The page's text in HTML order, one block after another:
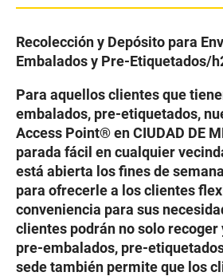
Recolección y Depósito para
Embalados y Pre-Etiquetados/
Para aquellos clientes que
embalados, pre-etiquetados,
Access Point® en CIUDAD DE
parada fácil en cualquier
está abierta los fines de
para ofrecerle a los clientes
conveniencia para sus
clientes podrán no solo
pre-embalados, pre-
sede también permite que los